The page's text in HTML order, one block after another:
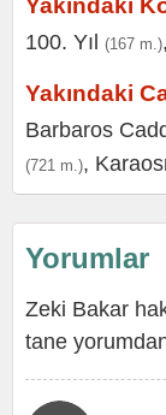
Yakındaki
100. Yıl (167 m.),
Yakındaki
Barbaros
(721 m.),
Yorumlar
Zeki Bakar
tane